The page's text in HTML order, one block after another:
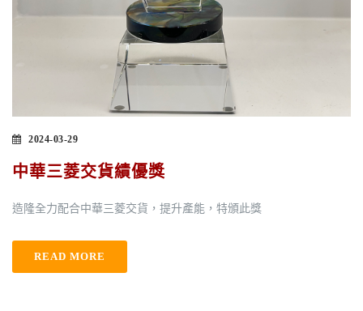
2024-03-29
中華三菱交貨績優獎
造隆全力配合中華三菱交貨，提升產能，特頒此獎
READ MORE